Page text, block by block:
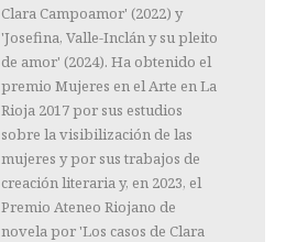
Clara Campoamor' (2022) y
'Josefina, Valle-Inclán y su pleito
de amor' (2024). Ha obtenido el
premio Mujeres en el Arte en La
Rioja 2017 por sus estudios
sobre la visibilización de las
mujeres y por sus trabajos de
creación literaria y, en 2023, el
Premio Ateneo Riojano de
novela por 'Los casos de Clara